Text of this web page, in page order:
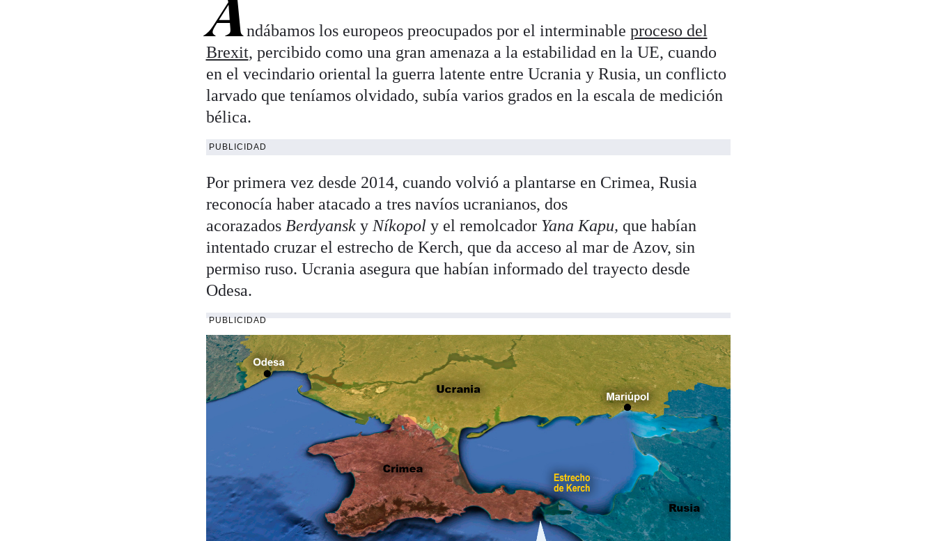
Andábamos los europeos preocupados por el interminable proceso del
Brexit, percibido como una gran amenaza a la estabilidad en la UE, cuando
en el vecindario oriental la guerra latente entre Ucrania y Rusia, un conflicto
larvado que teníamos olvidado, subía varios grados en la escala de medición
bélica.
PUBLICIDAD
Por primera vez desde 2014, cuando volvió a plantarse en Crimea, Rusia
reconocía haber atacado a tres navíos ucranianos, dos
acorazados Berdyansky Níkopol y el remolcador Yana Kapu, que habían
intentado cruzar el estrecho de Kerch, que da acceso al mar de Azov, sin
permiso ruso. Ucrania asegura que habían informado del trayecto desde
Odesa.
PUBLICIDAD